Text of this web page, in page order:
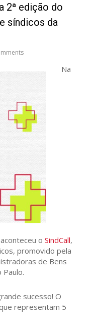
2ª edição do
síndicos da
Na
o SindCall,
promovido pela
de Bens
Paulo.
sucesso! O
representam 5